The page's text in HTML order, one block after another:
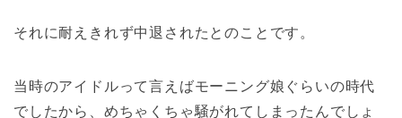
それに耐えきれず中退されたとのことです。
当時のアイドルって言えばモーニング娘ぐらいの時代
でしたから、めちゃくちゃ騒がれてしまったんでしょ